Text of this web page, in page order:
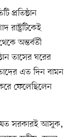
প্রতিষ্ঠান
রাষ্ট্রটিকেই
অন্তর্বর্তী
তাসের ঘরের
এত দিন বামন
ফেলেছিলেন
যত সরকারই আসুক,